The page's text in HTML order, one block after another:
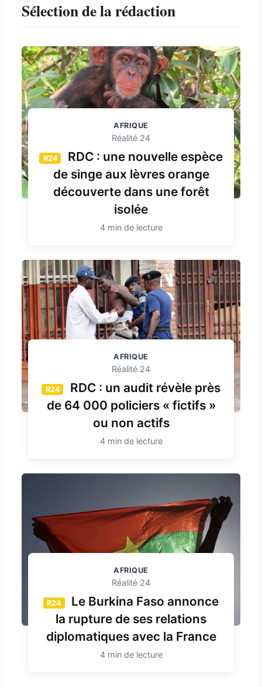
Sélection de la rédaction
AFRIQUE
Réalité 24
R24
RDC : une nouvelle espèce
de singe aux lèvres orange
découverte dans une forêt
isolée
4 min de lecture
AFRIQUE
Réalité 24
R24
RDC : un audit révèle près
de 64 000 policiers « fictifs »
ou non actifs
4 min de lecture
AFRIQUE
Réalité 24
R24
Le Burkina Faso annonce
la rupture de ses relations
diplomatiques avec la France
4 min de lecture